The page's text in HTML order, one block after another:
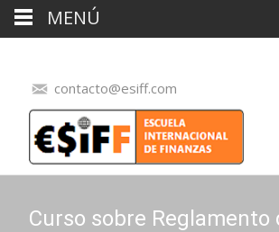
contacto@esiff.com
Curso sobre Reglamento
MENÚ